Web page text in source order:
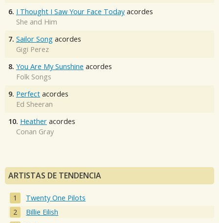
6. I Thought I Saw Your Face Today acordes
She and Him
7. Sailor Song acordes
Gigi Perez
8. You Are My Sunshine acordes
Folk Songs
9. Perfect acordes
Ed Sheeran
10. Heather acordes
Conan Gray
ARTISTAS DE TENDENCIA
Twenty One Pilots
Billie Eilish